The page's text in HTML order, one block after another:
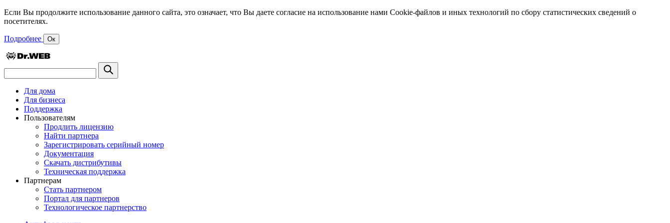
Если Вы продолжите использование данного сайта, это означает, что Вы даете согласие на использование нами Cookie-файлов и иных технологий по сбору статистических сведений о
посетителях.
Подробнее Ок
Для дома
Для бизнеса
Поддержка
Пользователям
Продлить лицензию
Найти партнера
Зарегистрировать серийный номер
Документация
Скачать дистрибутивы
Техническая поддержка
Партнерам
Стать партнером
Портал для партнеров
Технологическое партнерство